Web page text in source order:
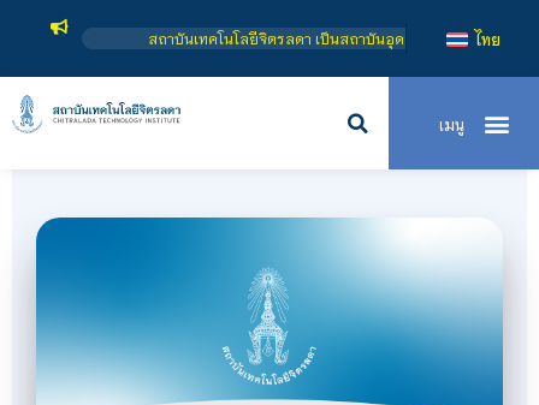
สถาบันเทคโนโลยีจิตรลดา เป็นสถาบันอุดมศึกษาในกำกับของรัฐ เปิดห
ไทย